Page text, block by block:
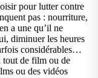
pour lutter contre
pas : nourriture,
a une qu’il ne
diminuer les heures
considérables…
tout de film ou de
ou des vidéos